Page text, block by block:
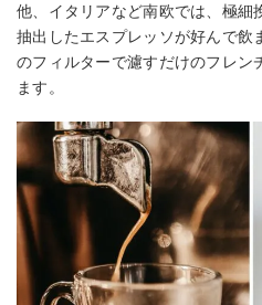
他、イタリアなど南欧では、極細
抽出したエスプレッソが好んで飲
のフィルターで濾すだけのフレン
ます。